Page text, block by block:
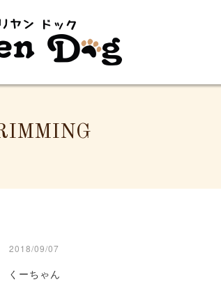
2018/09/07
くーちゃん